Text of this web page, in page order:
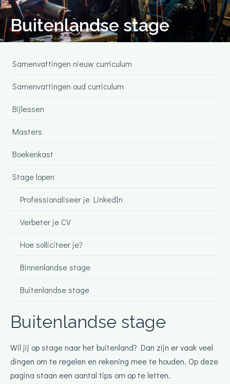
Buitenlandse stage
Samenvattingen nieuw curriculum
Samenvattingen oud curriculum
Bijlessen
Masters
Boekenkast
Stage lopen
Professionaliseer je LinkedIn
Verbeter je CV
Hoe solliciteer je?
Binnenlandse stage
Buitenlandse stage
Buitenlandse stage
Wil jij op stage naar het buitenland? Dan zijn er vaak veel
dingen om te regelen en rekening mee te houden. Op deze
pagina staan een aantal tips om op te letten.